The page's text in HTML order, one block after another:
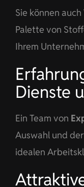
Sie können
Palette von
Ihrem
Dienste
Ein Team von
Auswahl und
idealen